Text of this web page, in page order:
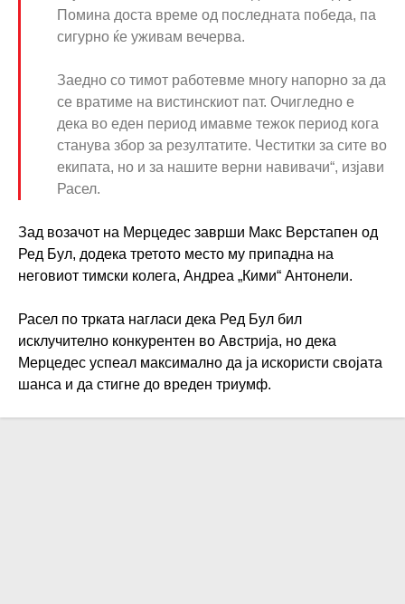
Помина доста време од последната победа, па
сигурно ќе уживам вечерва.
Заедно со тимот работевме многу напорно за да
се вратиме на вистинскиот пат. Очигледно е
дека во еден период имавме тежок период кога
станува збор за резултатите. Честитки за сите во
екипата, но и за нашите верни навивачи“, изјави
Расел.
Зад возачот на Мерцедес заврши Макс Верстапен од
Ред Бул, додека третото место му припадна на
неговиот тимски колега, Андреа „Кими“ Антонели.
Расел по трката нагласи дека Ред Бул бил
исклучително конкурентен во Австрија, но дека
Мерцедес успеал максимално да ја искористи својата
шанса и да стигне до вреден триумф.